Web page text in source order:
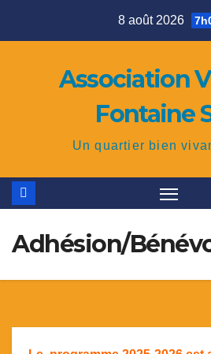
8 août 2026
Association
Fontaine
Un quartier bien
Adhésion/